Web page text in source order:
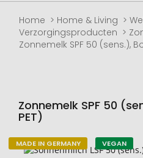
Home Home & Living
Verzorgingsproducten
Zonnemelk SPF 50 (sens.),
Zonnemelk SPF 50
PET)
Naar
MADE IN GERMANY VEGAN